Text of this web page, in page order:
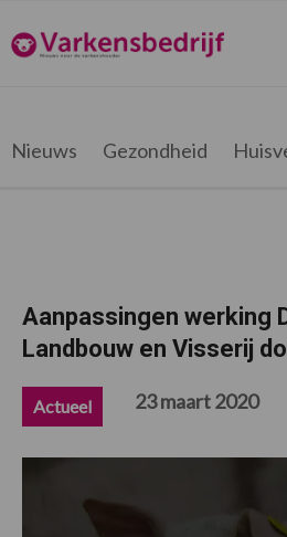
de
hoofdnavigatie
de
hoofd
de
eerste
de
voettekst
Varkensbedrijf.be
Nieuws Gezondheid
Aanpassingen werking
Landbouw en Visserij
Actueel 23 maart 2020